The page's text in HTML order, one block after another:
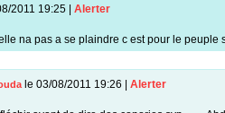
2011 19:25 | Alerter
na pas a se plaindre c est pour le
le 03/08/2011 19:26 Alerter